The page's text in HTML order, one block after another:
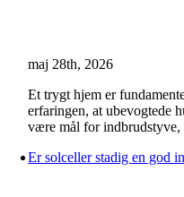
maj 28th, 2026
Et trygt hjem er
erfaringen, at ubevogtede
være mål for indbrudstyve,
Er solceller stadig en god